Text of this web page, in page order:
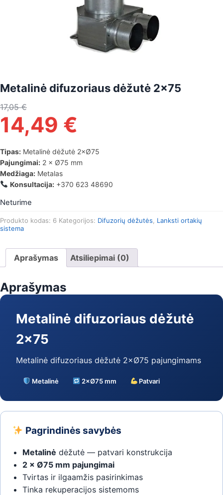
Metalinė difuzoriaus dėžutė 2×75
17,05€
14,49 €
Tipas: Metalinė dėžutė 2×Ø75
Pajungimai: 2 × Ø75 mm
Medžiaga: Metalas
Konsultacija:+370 623 48690
Neturime
Produkto kodas: 6 Kategorijos: Difuzorių dėžutės
Lanksti ortakių
sistema
Aprašymas Atsiliepimai (0)
Aprašymas
Metalinė difuzoriaus dėžutė
2×75
Metalinė difuzoriaus dėžutė 2×Ø75 pajungimams
Metalinė 2×Ø75 mm Patvari
Pagrindinės savybės
Metalinė dėžutė — patvari konstrukcija
2 × Ø75 mm pajungimai
Tvirtas ir ilgaamžis pasirinkimas
Tinka rekuperacijos sistemoms